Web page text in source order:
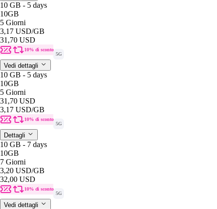
10 GB - 5 days
10GB
5 Giorni
3,17 USD/GB
31,70 USD
10% di sconto
5G
Vedi dettagli
10 GB - 5 days
10GB
5 Giorni
31,70 USD
3,17 USD/GB
10% di sconto
5G
Dettagli
10 GB - 7 days
10GB
7 Giorni
3,20 USD/GB
32,00 USD
10% di sconto
5G
Vedi dettagli